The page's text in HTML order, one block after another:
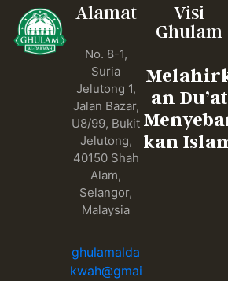
Alamat
No. 8-1,
Suria
Jelutong 1,
Jalan Bazar,
U8/99, Bukit
Jelutong,
40150 Shah
Alam,
Selangor,
Malaysia
ghulamalda
kwah@gmai
Visi
Ghulam
an Du’at
kan